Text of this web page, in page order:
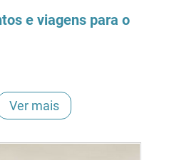
e viagens para o
Ver mais